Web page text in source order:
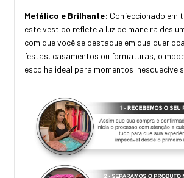
Metálico e Brilhante: Confeccionado em
este vestido reflete a luz de maneira
com que você se destaque em qualquer
festas, casamentos ou formaturas, o
escolha ideal para momentos